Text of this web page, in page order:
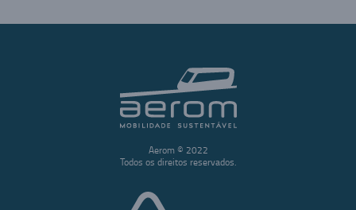
Aerom © 2022
Todos os direitos reservados.